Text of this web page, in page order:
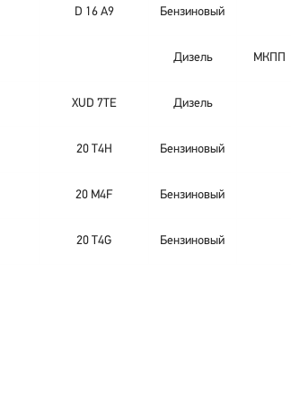
D 16 A9 Бензиновый
Дизель МКПП
XUD 7TE Дизель
20 T4H Бензиновый
20 M4F Бензиновый
20 T4G Бензиновый